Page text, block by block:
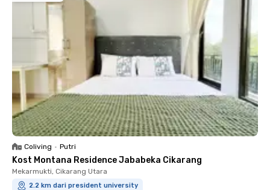
Coliving • Putri
Kost Montana Residence Jababeka Cikarang
Mekarmukti, Cikarang Utara
2.2 km dari president university